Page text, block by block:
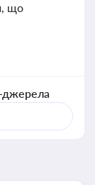
що
джерела